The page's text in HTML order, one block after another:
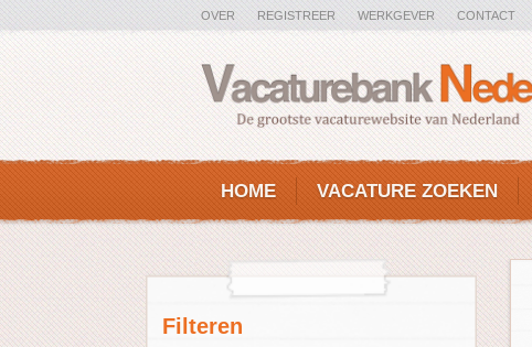
OVER REGISTREER WERKGEVER CONTACT
HOME VACATURE ZOEKEN
Filteren